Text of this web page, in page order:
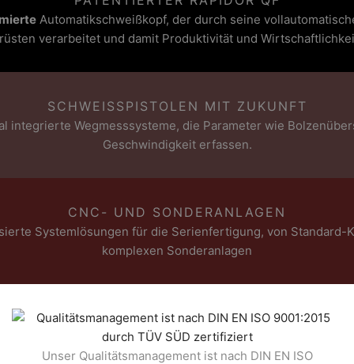
Automatikschweißkopf, der durch seine
verarbeitet und damit Produktivität und
SCHWEISSPISTOLEN MIT ZUKUNFT
integrierte Wegmesssysteme, die Parameter wie
Geschwindigkeit erfassen.
CNC- UND SONDERANLAGEN
Systemlösungen für die Serienfertigung, von Standard-
komplexen Sonderanlagen
Unser Qualitätsmanagement ist nach DIN EN ISO